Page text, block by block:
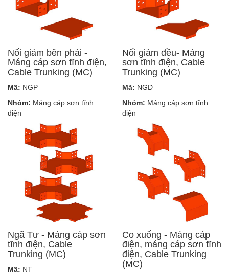
Nối giảm bên phải -
Máng cáp sơn tĩnh điện,
Cable Trunking (MC)
Mã: NGP
Nhóm: Máng cáp sơn tĩnh
điện
Nối giảm đều- Máng
sơn tĩnh điện, Cable
Trunking (MC)
Mã: NGD
Nhóm: Máng cáp sơn tĩnh
điện
Ngã Tư - Máng cáp sơn
tĩnh điện, Cable
Trunking (MC)
Mã: NT
Co xuống - Máng cáp
điện, máng cáp sơn tĩnh
điện, Cable Trunking
(MC)